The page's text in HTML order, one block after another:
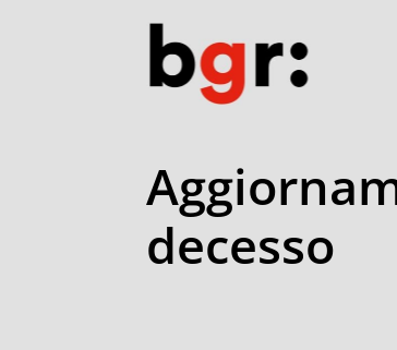
decesso